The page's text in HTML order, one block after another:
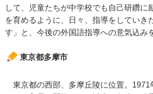
して、児童たちが中学校でも自己研鑽に
を育めるように、日々、指導をしていき
す」と、今後の外国語指導への意気込
東京都多摩市
東京都の西部、多摩丘陵に位置。1971